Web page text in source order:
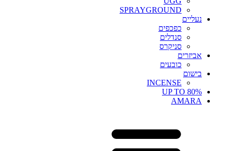
SPRAYGROUND
נעליים
כפכפים
סנדלים
סניקרס
אביזרים
כובעים
בישום
INCENSE
UP TO 80%
AMARA